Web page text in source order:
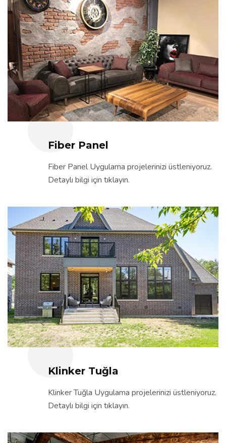
Fiber Panel
Fiber Panel Uygulama projelerinizi üstleniyoruz.
Detaylı bilgi için tıklayın.
Klinker Tuğla
Klinker Tuğla Uygulama projelerinizi üstleniyoruz.
Detaylı bilgi için tıklayın.